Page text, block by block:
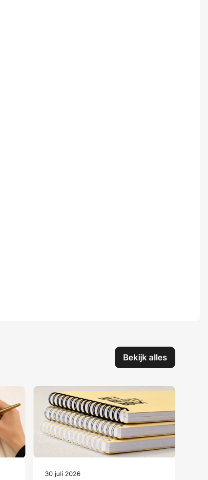
Bekijk alles
30 juli 2026